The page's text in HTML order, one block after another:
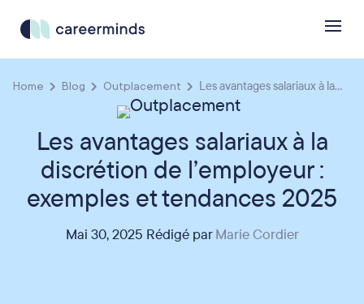
Home Blog Outplacement Les avantages salariaux à la...
Les avantages salariaux à la
discrétion de l’employeur :
exemples et tendances 2025
Mai 30, 2025 Rédigé parMarie Cordier